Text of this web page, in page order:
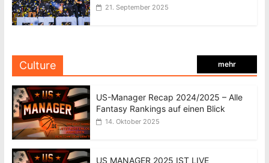
21. September 2025
Culture mehr
US-Manager Recap 2024/2025 – Alle
Fantasy Rankings auf einen Blick
14. Oktober 2025
US MANAGER 2025 IST LIVE